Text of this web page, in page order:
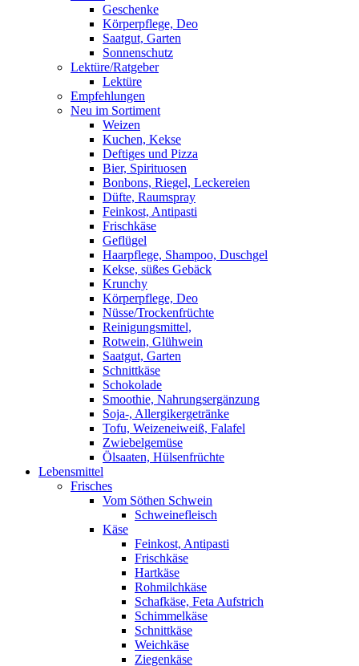
Geschenke
Körperpflege, Deo
Saatgut, Garten
Sonnenschutz
Lektüre/Ratgeber
Lektüre
Empfehlungen
Neu im Sortiment
Weizen
Kuchen, Kekse
Deftiges und Pizza
Bier, Spirituosen
Bonbons, Riegel, Leckereien
Düfte, Raumspray
Feinkost, Antipasti
Frischkäse
Geflügel
Haarpflege, Shampoo, Duschgel
Kekse, süßes Gebäck
Krunchy
Körperpflege, Deo
Nüsse/Trockenfrüchte
Reinigungsmittel,
Rotwein, Glühwein
Saatgut, Garten
Schnittkäse
Schokolade
Smoothie, Nahrungsergänzung
Soja-, Allergikergetränke
Tofu, Weizeneiweiß, Falafel
Zwiebelgemüse
Ölsaaten, Hülsenfrüchte
Lebensmittel
Frisches
Vom Söthen Schwein
Schweinefleisch
Käse
Feinkost, Antipasti
Frischkäse
Hartkäse
Rohmilchkäse
Schafkäse, Feta Aufstrich
Schimmelkäse
Schnittkäse
Weichkäse
Ziegenkäse